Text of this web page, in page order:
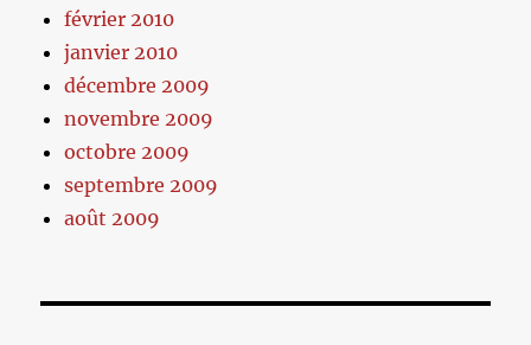
février 2010
janvier 2010
décembre 2009
novembre 2009
octobre 2009
septembre 2009
août 2009